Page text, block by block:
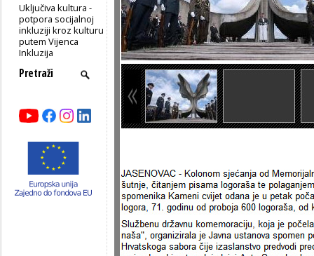
Uključiva kultura -
potpora socijalnoj
inkluziji kroz kulturu
putem Vijenca
Inkluzija